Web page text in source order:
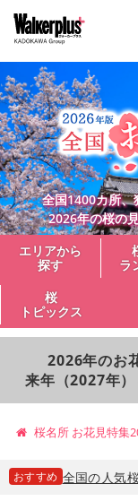
全国1400カ所、
2026年の桜の
エリアから
探す
ラ
桜
トピックス
2026年のお
来年（2027年）
桜名所 お花見特集
おすすめ 全国の人気